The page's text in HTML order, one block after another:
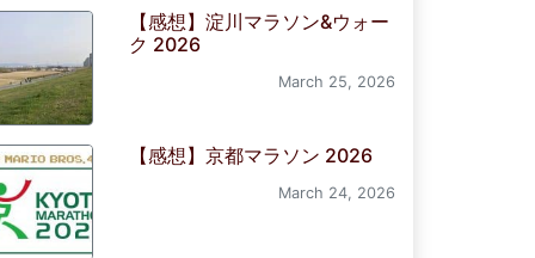
【感想】淀川マラソン&ウォー
ク 2026
March 25, 2026
【感想】京都マラソン 2026
March 24, 2026